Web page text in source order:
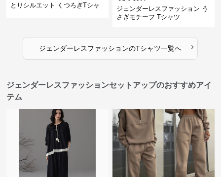
とりシルエット くつろぎTシャ
ジェンダーレスファッション う
さぎモチーフ Tシャツ
ジェンダーレスファッションのTシャツ一覧へ ›
ジェンダーレスファッションセットアップのおすすめアイ
テム